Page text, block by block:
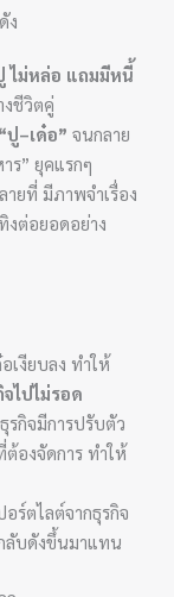
ง
ไม่หล่อ แถมมีหนี้
งชีวิตคู่
–เด๋อ” จนกลาย
ร” ยุคแรกๆ
ายที่ มีภาพจำเรื่อง
งต่อยอดอย่าง
เงียบลง ทำให้
ไปไม่รอด
รกิจมีการปรับตัว
ต้องจัดการ ทำให้
ร์ตไลต์จากธุรกิจ
ลับดังขึ้นมาแทน